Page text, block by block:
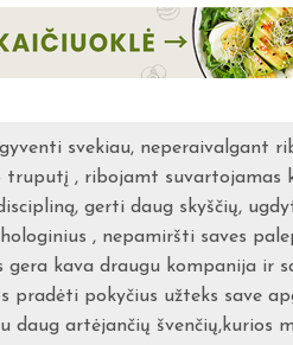
svekiau, neperaivalgant
truputį , ribojamt suvartojamas
gerti daug skyščių,
, nepamiršti saves
kava draugu kompanija ir
pradėti pokyčius užteks save
daug artėjančių švenčių,kurios